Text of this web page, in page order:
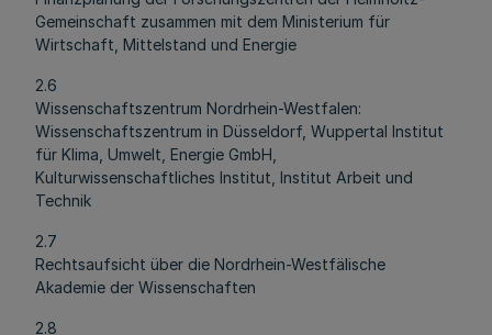
Gemeinschaft zusammen mit dem Ministerium für
Wirtschaft, Mittelstand und Energie
2.6
Wissenschaftszentrum Nordrhein-Westfalen:
Wissenschaftszentrum in Düsseldorf, Wuppertal Institut
für Klima, Umwelt, Energie GmbH,
Kulturwissenschaftliches Institut, Institut Arbeit und
Technik
2.7
Rechtsaufsicht über die Nordrhein-Westfälische
Akademie der Wissenschaften
2.8